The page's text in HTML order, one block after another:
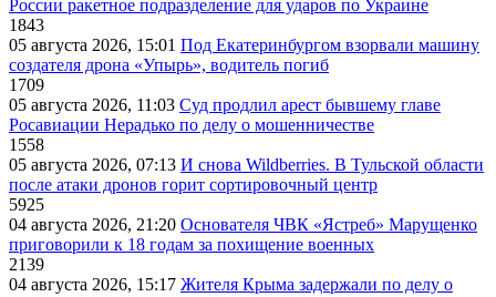
России ракетное подразделение для ударов по Украине
1843
05 августа 2026, 15:01 Под Екатеринбургом взорвали машину
создателя дрона «Упырь», водитель погиб
1709
05 августа 2026, 11:03 Суд продлил арест бывшему главе
Росавиации Нерадько по делу о мошенничестве
1558
05 августа 2026, 07:13 И снова Wildberries. В Тульской области
после атаки дронов горит сортировочный центр
5925
04 августа 2026, 21:20 Основателя ЧВК «Ястреб» Марущенко
приговорили к 18 годам за похищение военных
2139
04 августа 2026, 15:17 Жителя Крыма задержали по делу о